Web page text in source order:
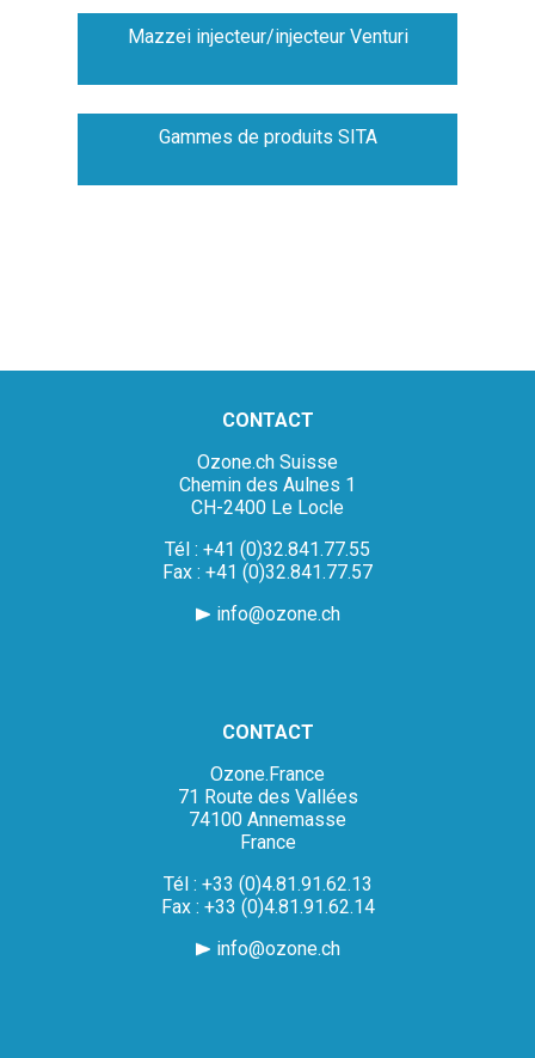
Mazzei injecteur/injecteur Venturi
Gammes de produits SITA
CONTACT
Ozone.ch Suisse
Chemin des Aulnes 1
CH-2400 Le Locle
Tél : +41 (0)32.841.77.55
Fax : +41 (0)32.841.77.57
info@ozone.ch
CONTACT
Ozone.France
71 Route des Vallées
74100 Annemasse
France
Tél : +33 (0)4.81.91.62.13
Fax : +33 (0)4.81.91.62.14
info@ozone.ch